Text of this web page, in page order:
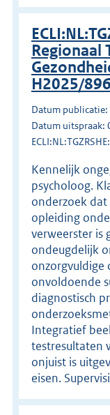
Regionaal
H2025/
Datum
Datum uitspraak:
Kennelijk
psycholoog.
onderzoek
opleiding
verweerster is
ondeugdelijk
onzorgvuldige
onvoldoende
diagnostisch
Integratief
testresultaten
onjuist is
eisen.